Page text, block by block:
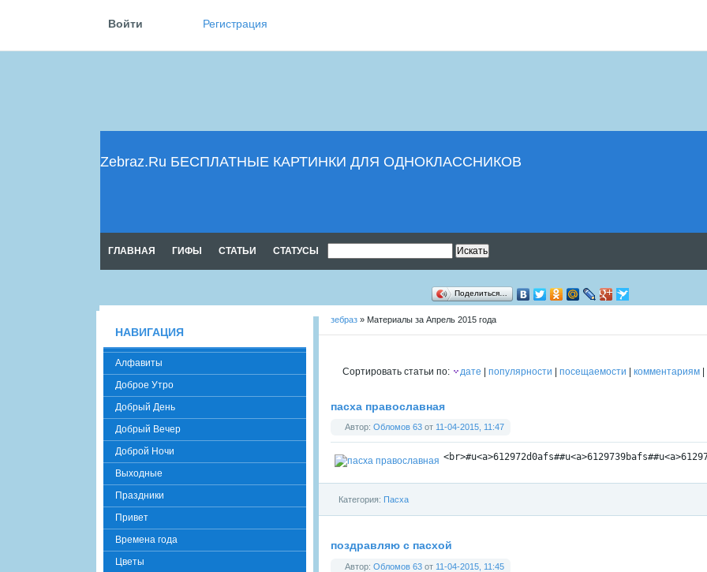
Войти Регистрация
Zebraz.Ru БЕСПЛАТНЫЕ КАРТИНКИ ДЛЯ ОДНОКЛАССНИКОВ
ГЛАВНАЯ ГИФЫ CТАТЬИ CТАТУСЫ
Поделиться…
зебраз » Материалы за Апрель 2015 года
Сортировать статьи по: дате популярности посещаемости комментариям
пасха православная
Автор: Обломов 63 от 11-04-2015, 11:47
<br>#u<a>612972d0afs##u<a>6129739bafs##u<a>
Категория: Пасха
поздравляю с пасхой
Автор: Обломов 63 от 11-04-2015, 11:45
НАВИГАЦИЯ
Алфавиты
Доброе Утро
Добрый День
Добрый Вечер
Доброй Ночи
Выходные
Праздники
Привет
Времена года
Цветы